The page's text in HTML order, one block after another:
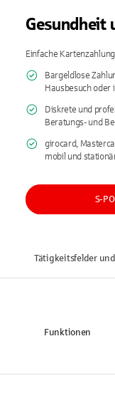
Gesundheit
Einfache
Bargeldlose
Hausbesuch oder
Diskrete und
Beratungs- und
girocard,
mobil und
S-
Tätigkeitsfelder
Funktionen